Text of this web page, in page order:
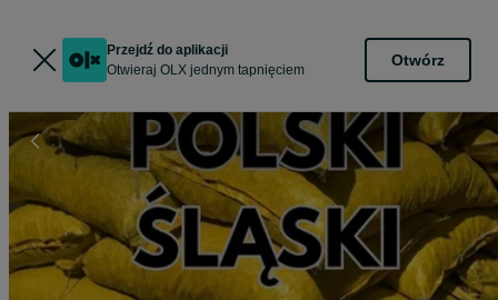
Przejdź do aplikacji
Otwieraj OLX jednym tapnięciem
Otwórz